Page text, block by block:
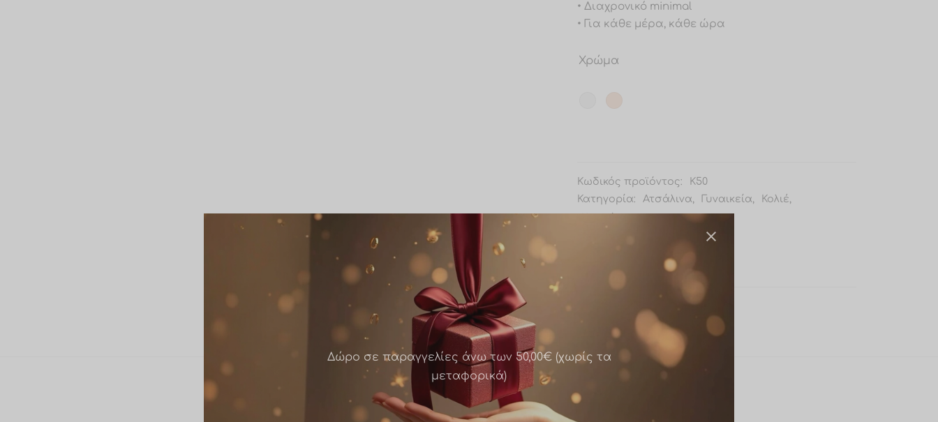
Δώρο σε παραγγελίες άνω των 50,00€ (χωρίς τα
μεταφορικά)
• Διαχρονικό minimal
• Για κάθε μέρα, κάθε ώρα
Χρώμα
Κωδικός προϊόντος:
Κ50
Κατηγορία:
Ατσάλινα, Γυναικεία, Κολιέ,